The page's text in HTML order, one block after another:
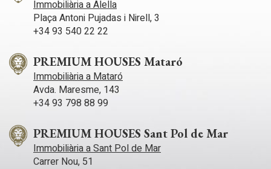
una oportunitat difícils de trobar en una mateixa propietat.
prou espai per a taula menjador. El saló-menjador és ampli,
molt lluminós i té llar de foc, ideal per crear un ambient càlid i
acollidor durant els mesos d'hivern. L'habitatge ha estat
funcional, i adaptant-se a les necessitats actuals. A més,
disposa de traster i un garatge privat amb capacitat per a tres
cotxes, un valor afegit poc habitual a la zona. Una oportunitat
única per als que busquen un habitatge independent, amb
espais exteriors privats, vistes espectaculars i una ubicació
privilegiada a la costa del Maresme.
Immobiliària a Alella
Plaça Antoni Pujadas i Nirell, 3
+34 93 540 22 22
PREMIUM HOUSES Mataró
Immobiliària a Mataró
Avda. Maresme, 143
+34 93 798 88 99
PREMIUM HOUSES Sant Pol de Mar
Immobiliària a Sant Pol de Mar
Carrer Nou, 51